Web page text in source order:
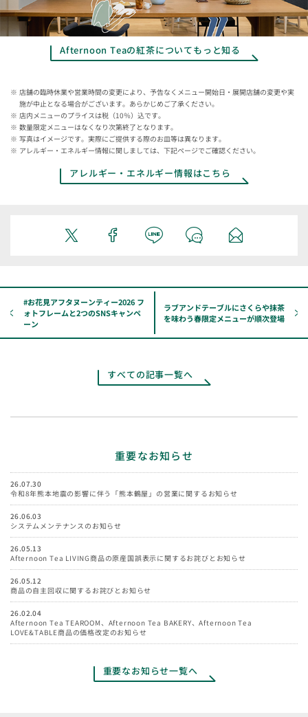
Afternoon Teaの紅茶についてもっと知る
店舗の臨時休業や営業時間の変更により、予告なくメニュー開始日・展開店舗の変更や実
施が中止となる場合がございます。あらかじめご了承ください。
店内メニューのプライスは税（10％）込です。
数量限定メニューはなくなり次第終了となります。
写真はイメージです。実際にご提供する際のお皿等は異なります。
アレルギー・エネルギー情報に関しましては、下記ページでご確認ください。
アレルギー・エネルギー情報はこちら
#お花見アフタヌーンティー2026 フ
ォトフレームと2つのSNSキャンペ
ーン
ラブアンドテーブルにさくらや抹茶
を味わう春限定メニューが順次登場
すべての記事一覧へ
重要なお知らせ
26.07.30
令和8年熊本地震の影響に伴う「熊本鶴屋」の営業に関するお知らせ
26.06.03
システムメンテナンスのお知らせ
26.05.13
Afternoon Tea LIVING商品の原産国誤表示に関するお詫びとお知らせ
26.05.12
商品の自主回収に関するお詫びとお知らせ
26.02.04
Afternoon Tea TEAROOM、Afternoon Tea BAKERY、Afternoon Tea
LOVE&TABLE商品の価格改定のお知らせ
重要なお知らせ一覧へ